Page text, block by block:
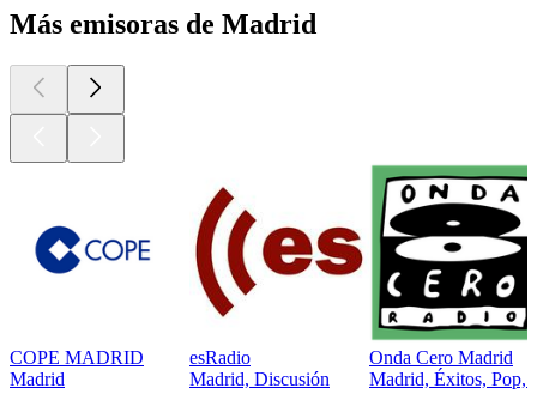
Más emisoras de Madrid
COPE MADRID
Madrid
esRadio
Madrid, Discusión
Onda Cero Madrid
Madrid, Éxitos, Pop,